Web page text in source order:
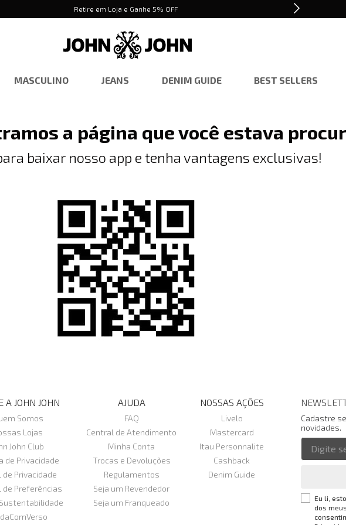
Retire em Loja e Ganhe 5% OFF
MASCULINO JEANS DENIM GUIDE BEST SELLERS
a página que você estava
baixar nosso app e tenha vantagens exclusivas!
A JOHN JOHN
Somos
Lojas
John Club
de Privacidade
de Privacidade
de Preferências
AJUDA
FAQ
Central de Atendimento
Minha Conta
Trocas e Devoluções
Regulamentos
Seja um Revendedor
Seja um Franqueado
NOSSAS AÇÕES
Livelo
Mastercard
Itau Personnalite
Cashback
Denim Guide
Cadastre
novidades.
Eu li,
dos